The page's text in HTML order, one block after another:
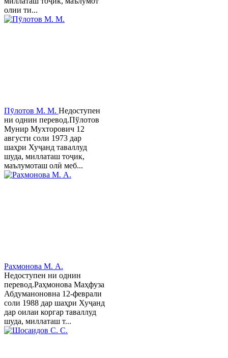
олии ти...
Пӯлотов М. М. Недоступен
ни однин перевод.Пўлотов
Мунир Мухторович 12
августи соли 1973 дар
шаҳри Хуҷанд таваллуд
шуда, миллаташ тоҷик,
маълумоташ олӣ меб...
Раҳмонова М. А.
Недоступен ни однин
перевод.Раҳмонова Маҳфуза
Абдуманоновна 12-феврали
соли 1988 дар шаҳри Хуҷанд
дар оилаи коргар таваллуд
шуда, миллаташ т...